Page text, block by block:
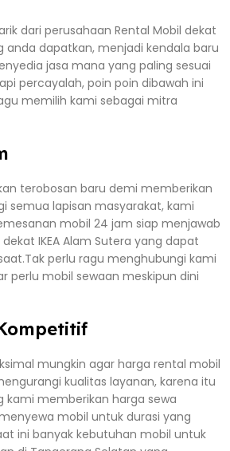
dari perusahaan Rental Mobil dekat
anda dapatkan, menjadi kendala baru
jasa mana yang paling sesuai
percayalah, poin poin dibawah ini
memilih kami sebagai mitra
terobosan baru demi memberikan
semua lapisan masyarakat, kami
mobil 24 jam siap menjawab
IKEA Alam Sutera yang dapat
perlu ragu menghubungi kami
perlu mobil sewaan meskipun dini
mungkin agar harga rental mobil
kualitas layanan, karena itu
kami memberikan harga sewa
mobil untuk durasi yang
ini banyak kebutuhan mobil untuk